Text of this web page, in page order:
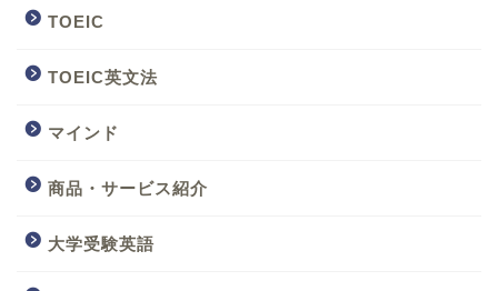
TOEIC
TOEIC英文法
マインド
商品・サービス紹介
大学受験英語